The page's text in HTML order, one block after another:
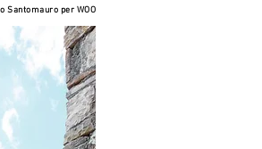
Santomauro per WOO